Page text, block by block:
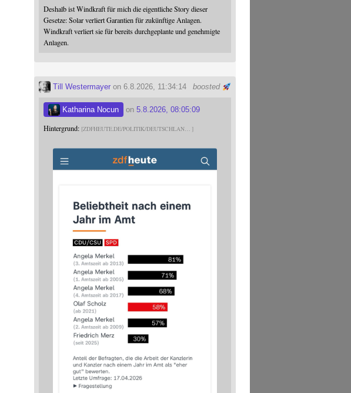
Deshalb ist Windkraft für mich die eigentliche Story dieser
Gesetze: Solar verliert Garantien für zukünftige Anlagen.
Windkraft verliert sie für bereits durchgeplante und genehmigte
Anlagen.
boosted
Till Westermayer on 6.8.2026, 11:34:14
Katharina Nocun on5.8.2026, 08:05:09
Hintergrund: ZDFHEUTE.DE/POLITIK/DEUTSCHLAN